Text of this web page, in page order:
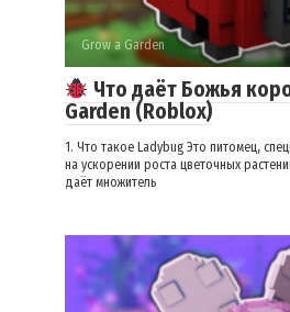
Grow a Garden
Что даёт Божья
Garden (Roblox)
1. Что такое Ladybug Это питомец,
на ускорении роста цветочных
даёт множитель